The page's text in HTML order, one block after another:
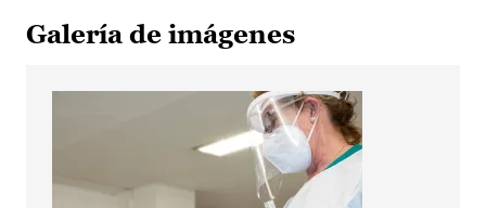
Galería de imágenes